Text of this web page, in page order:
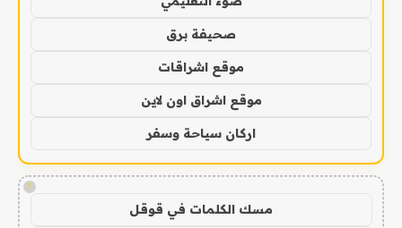
صحيفة برق
موقع اشراقات
موقع اشراق اون لاين
اركان سياحة وسفر
!
مسك الكلمات في قوقل